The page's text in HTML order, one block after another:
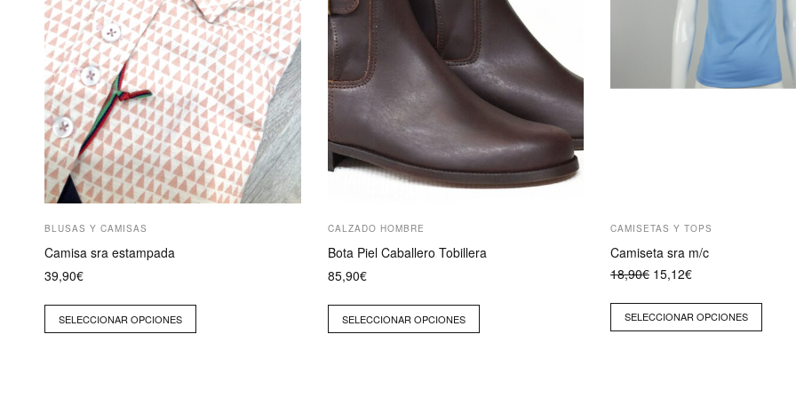
BLUSAS Y CAMISAS
Camisa sra estampada
39,90€
SELECCIONAR OPCIONES
en
la
página
de
producto
CALZADO HOMBRE
Bota Piel Caballero Tobillera
85,90€
SELECCIONAR OPCIONES
en
la
página
de
producto
CAMISETAS Y TOPS
Camiseta sra m/c
18,90€ El
precio
era:
18,90€.
15,12€El
es:
15,12€.
SELECCIONAR OPCIONES